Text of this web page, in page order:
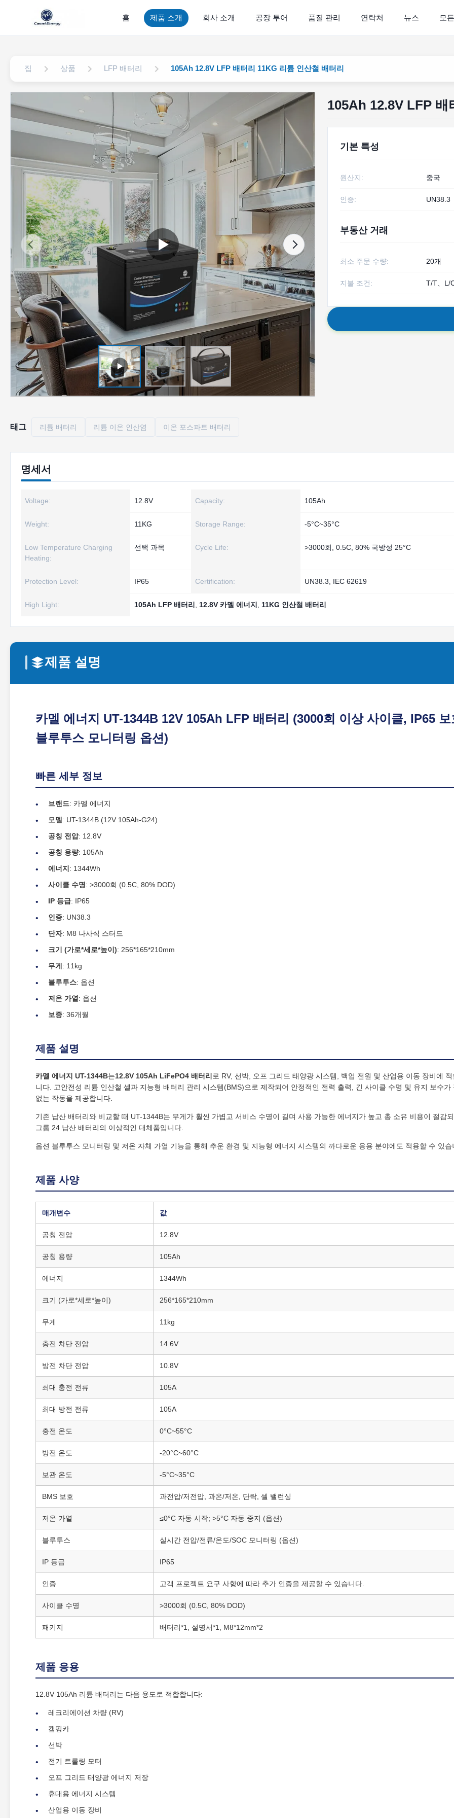
홈 제품 소개 회사 소개 공장 투어 품질 관리 연락처 뉴스 모
집 상품 LFP 배터리 105Ah 12.8V LFP 배터리 11KG 리튬 인산철 배터리
105Ah 12.8V LFP
기본 특성
원산지: 중국
인증: UN38.3
부동산 거래
최소 주문 수량: 20개
지불 조건: T/T、L/
태그 리튬 배터리 리튬 이온 인산염 이온 포스파트 배터리
명세서
Voltage: 12.8V Capacity: 105Ah
Weight: 11KG Storage Range: -5°C~35°C
Low Temperature Charging
Heating:
선택 과목 Cycle Life: >3000회, 0.5C, 80% 국방성 25°C
Protection Level: IP65 Certification: UN38.3, IEC 62619
High Light: 105Ah LFP 배터리 12.8V 카멜 에너지 11KG 인산철 배터리
제품 설명
카멜 에너지 UT-1344B 12V 105Ah LFP 배터리 (3000회 이상 사이클, IP65 보
블루투스 모니터링 옵션)
빠른 세부 정보
브랜드: 카멜 에너지
모델 : UT-1344B (12V 105Ah-G24)
공칭 전압: 12.8V
공칭 용량: 105Ah
에너지 : 1344Wh
사이클 수명: >3000회 (0.5C, 80% DOD)
IP 등급: IP65
인증: UN38.3
단자: M8 나사식 스터드
크기 (가로*세로*높이): 256*165*210mm
무게 : 11kg
블루투스: 옵션
저온 가열 : 옵션
보증: 36개월
제품 설명
카멜 에너지 UT-1344B는12.8V 105Ah LiFePO4 배터리 로 RV, 선박, 오프 그리드 태양광 시스템, 백업 전원 및 산업용 이동 장비에 적
니다. 고안전성 리튬 인산철 셀과 지능형 배터리 관리 시스템(BMS)으로 제작되어 안정적인 전력 출력, 긴 사이클 수명 및 유지 보수가
없는 작동을 제공합니다.
기존 납산 배터리와 비교할 때 UT-1344B는 무게가 훨씬 가볍고 서비스 수명이 길며 사용 가능한 에너지가 높고 총 소유 비용이 절감
그룹 24 납산 배터리의 이상적인 대체품입니다.
옵션 블루투스 모니터링 및 저온 자체 가열 기능을 통해 추운 환경 및 지능형 에너지 시스템의 까다로운 응용 분야에도 적용할 수 있습
제품 사양
매개변수 값
공칭 전압 12.8V
공칭 용량 105Ah
에너지 1344Wh
크기 (가로*세로*높이) 256*165*210mm
무게 11kg
충전 차단 전압 14.6V
방전 차단 전압 10.8V
최대 충전 전류 105A
최대 방전 전류 105A
충전 온도 0°C~55°C
방전 온도 -20°C~60°C
보관 온도 -5°C~35°C
BMS 보호 과전압/저전압, 과온/저온, 단락, 셀 밸런싱
저온 가열 ≤0°C 자동 시작; >5°C 자동 중지 (옵션)
블루투스 실시간 전압/전류/온도/SOC 모니터링 (옵션)
IP 등급 IP65
인증 고객 프로젝트 요구 사항에 따라 추가 인증을 제공할 수 있습니다.
사이클 수명 >3000회 (0.5C, 80% DOD)
패키지 배터리*1, 설명서*1, M8*12mm*2
제품 응용
12.8V 105Ah 리튬 배터리는 다음 용도로 적합합니다:
레크리에이션 차량 (RV)
캠핑카
선박
전기 트롤링 모터
오프 그리드 태양광 에너지 저장
휴대용 에너지 시스템
산업용 이동 장비